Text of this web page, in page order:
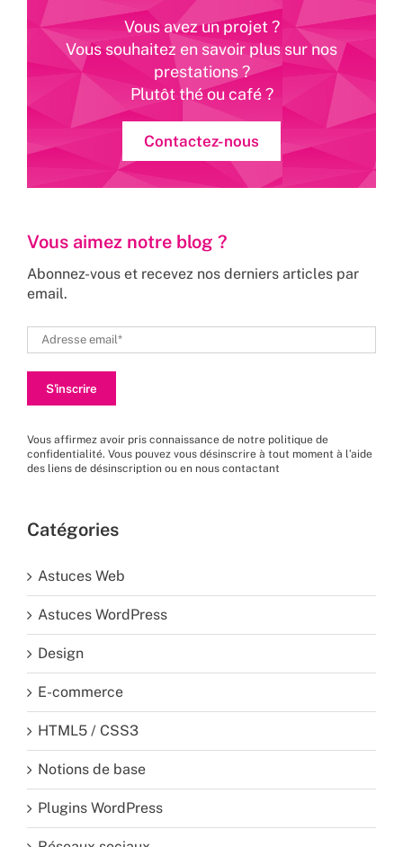
Vous avez un projet ?
Vous souhaitez en savoir plus sur nos
prestations ?
Plutôt thé ou café ?
Contactez-nous
Vous aimez notre blog ?
Abonnez-vous et recevez nos derniers articles par
email.
Vous affirmez avoir pris connaissance de notre politique de
confidentialité. Vous pouvez vous désinscrire à tout moment à l’aide
des liens de désinscription ou en nous contactant
Catégories
Astuces Web
Astuces WordPress
Design
E-commerce
HTML5 / CSS3
Notions de base
Plugins WordPress